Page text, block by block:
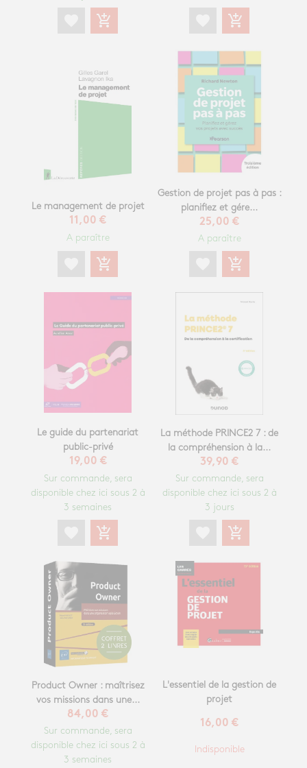
add_shopping_cart add_shopping_cart
Le management de projet
11,00 €
A paraître
add_shopping_cart
Gestion de projet pas à pas :
planifiez et gére...
25,00 €
A paraître
add_shopping_cart
Le guide du partenariat
public-privé
19,00 €
Sur commande, sera
disponible chez ici sous 2 à
3 semaines
add_shopping_cart
La méthode PRINCE2 7 : de
la compréhension à la...
39,90 €
Sur commande, sera
disponible chez ici sous 2 à
3 jours
add_shopping_cart
Product Owner : maîtrisez
vos missions dans une...
84,00 €
Sur commande, sera
disponible chez ici sous 2 à
3 semaines
L'essentiel de la gestion de
projet
16,00 €
Indisponible